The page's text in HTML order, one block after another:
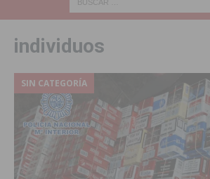
individuos
SIN CATEGORÍA